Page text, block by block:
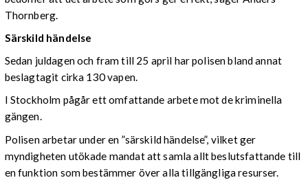
Thornberg.
Särskild händelse
Sedan juldagen och fram till 25 april har polisen bland annat
beslagtagit cirka 130 vapen.
I Stockholm pågår ett omfattande arbete mot de kriminella
gängen.
Polisen arbetar under en ”särskild händelse”, vilket ger
myndigheten utökade mandat att samla allt beslutsfattande till
en funktion som bestämmer över alla tillgängliga resurser.